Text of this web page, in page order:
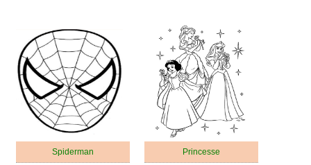
Spiderman Princesse